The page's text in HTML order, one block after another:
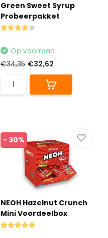
Green Sweet Syrup
Probeerpakket
Op voorraad
€34,35 €32,62
- 30%
NEOH Hazelnut Crunch
Mini Voordeelbox